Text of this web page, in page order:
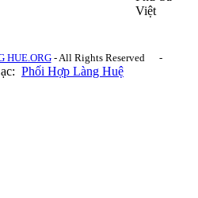
Việt
HUE.ORG- All Rights Reserved -
Phối Hợp Làng Huệ